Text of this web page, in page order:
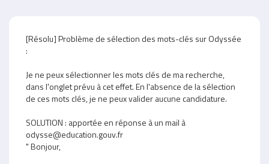
Partie
éditable
[Résolu] Problème de sélection des mots-clés sur Odyssée
:
Je ne peux sélectionner les mots clés de ma recherche,
dans l'onglet prévu à cet effet. En l'absence de la sélection
de ces mots clés, je ne peux valider aucune candidature.
SOLUTION : apportée en réponse à un mail à
odysse@education.gouv.fr
" Bonjour,